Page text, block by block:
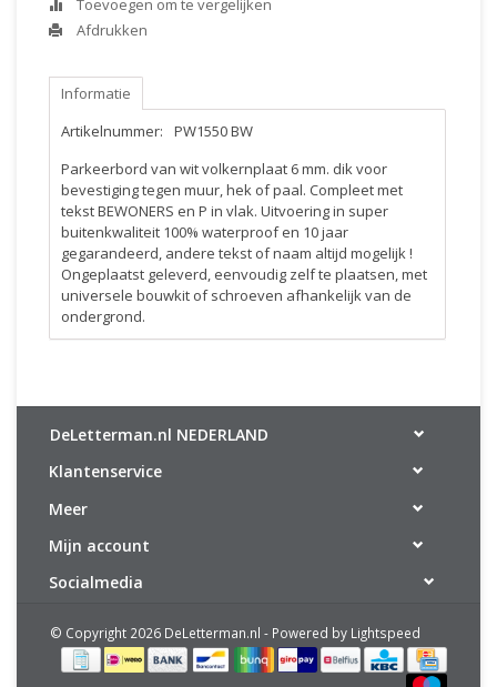
Toevoegen om te vergelijken
Afdrukken
Informatie
Artikelnummer:
PW1550 BW
Parkeerbord van wit volkernplaat 6 mm. dik voor
bevestiging tegen muur, hek of paal. Compleet met
tekst BEWONERS en P in vlak. Uitvoering in super
buitenkwaliteit 100% waterproof en 10 jaar
gegarandeerd, andere tekst of naam altijd mogelijk !
Ongeplaatst geleverd, eenvoudig zelf te plaatsen, met
universele bouwkit of schroeven afhankelijk van de
ondergrond.
DeLetterman.nl NEDERLAND
Klantenservice
Meer
Mijn account
Socialmedia
© Copyright 2026 DeLetterman.nl - Powered by Lightspeed